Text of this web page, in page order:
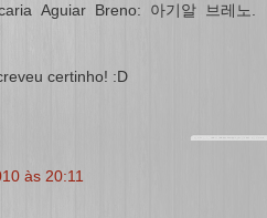
Aguiar Breno: 아기알 브레노.
certinho! :D
às 20:11